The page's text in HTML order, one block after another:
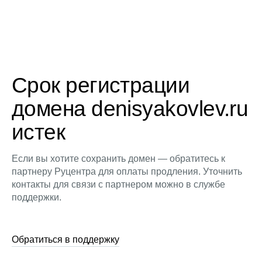
Срок регистрации
домена denisyakovlev.ru
истек
Если вы хотите сохранить домен — обратитесь к
партнеру Руцентра для оплаты продления. Уточнить
контакты для связи с партнером можно в службе
поддержки.
Обратиться в поддержку